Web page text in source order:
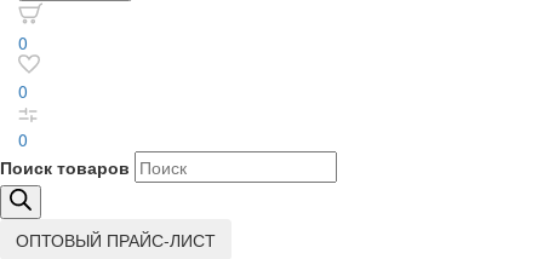
0
0
0
Поиск товаров
ОПТОВЫЙ ПРАЙС-ЛИСТ